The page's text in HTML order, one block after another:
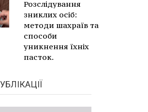
Розслідування
зниклих осіб:
методи шахраїв та
способи
уникнення їхніх
пасток.